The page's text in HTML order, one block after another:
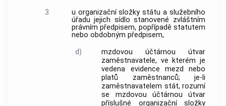
3.
u organizační složky státu a služebního
úřadu jejich sídlo stanovené zvláštním
právním předpisem, popřípadě statutem
nebo obdobným předpisem,
d) mzdovou účtárnou útvar
zaměstnavatele, ve kterém je
vedena evidence mezd nebo
platů zaměstnanců; je-li
zaměstnavatelem stát, rozumí
se mzdovou účtárnou útvar
příslušné organizační složky